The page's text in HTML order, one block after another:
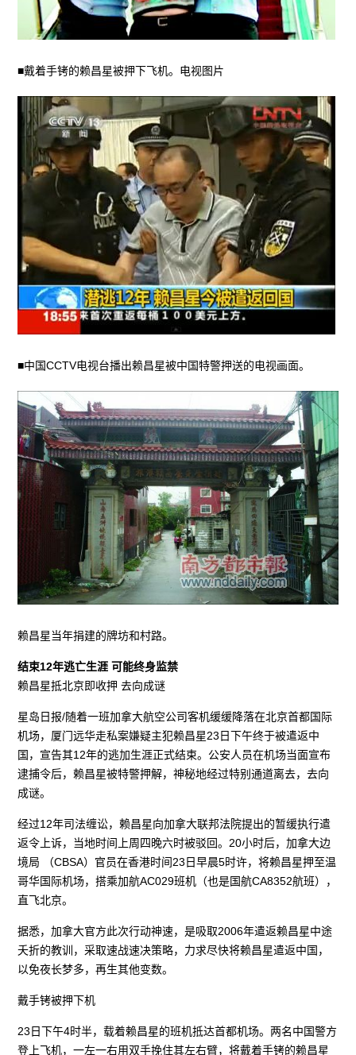
■戴着手铐的赖昌星被押下飞机。电视图片
■中国CCTV电视台播出赖昌星被中国特警押送的电视画面。
赖昌星当年捐建的牌坊和村路。
结束12年逃亡生涯 可能终身监禁
赖昌星抵北京即收押 去向成谜
星岛日报/随着一班加拿大航空公司客机缓缓降落在北京首都国际
机场，厦门远华走私案嫌疑主犯赖昌星23日下午终于被遣返中
国，宣告其12年的逃加生涯正式结束。公安人员在机场当面宣布
逮捕令后，赖昌星被特警押解，神秘地经过特别通道离去，去向
成谜。
经过12年司法缠讼，赖昌星向加拿大联邦法院提出的暂缓执行遣
返令上诉，当地时间上周四晚六时被驳回。20小时后，加拿大边
境局 （CBSA）官员在香港时间23日早晨5时许，将赖昌星押至温
哥华国际机场，搭乘加航AC029班机（也是国航CA8352航班），
直飞北京。
据悉，加拿大官方此次行动神速，是吸取2006年遣返赖昌星中途
夭折的教训，采取速战速决策略，力求尽快将赖昌星遣返中国，
以免夜长梦多，再生其他变数。
戴手铐被押下机
23日下午4时半，载着赖昌星的班机抵达首都机场。两名中国警方
登上飞机，一左一右用双手挽住其左右臂，将戴着手铐的赖昌星